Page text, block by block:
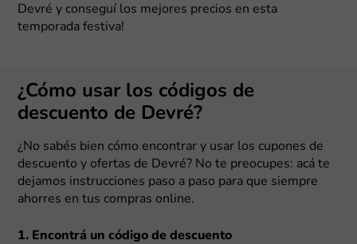
Devré y conseguí los mejores precios en esta
temporada festiva!
¿Cómo usar los códigos de
descuento de Devré?
¿No sabés bien cómo encontrar y usar los cupones de
descuento y ofertas de Devré? No te preocupes: acá te
dejamos instrucciones paso a paso para que siempre
ahorres en tus compras online.
1. Encontrá un código de descuento